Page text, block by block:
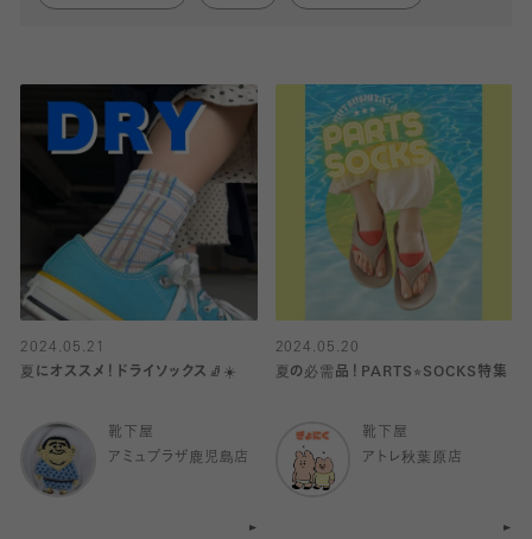
2024.05.21
夏にオススメ！ドライソックス🧦☀️
靴下屋
アミュプラザ鹿児島店
2024.05.20
夏の必需品！PARTS⭐︎SOCKS特集
靴下屋
アトレ秋葉原店